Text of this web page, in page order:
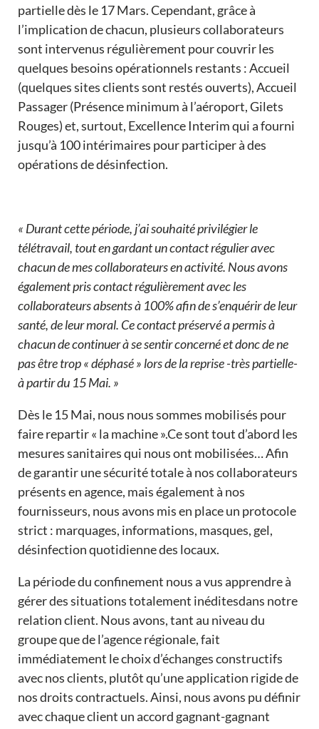
partielle dès le 17 Mars. Cependant, grâce à
l’implication de chacun, plusieurs collaborateurs
sont intervenus régulièrement pour couvrir les
quelques besoins opérationnels restants : Accueil
(quelques sites clients sont restés ouverts), Accueil
Passager (Présence minimum à l’aéroport, Gilets
Rouges) et, surtout, Excellence Interim qui a fourni
jusqu’à 100 intérimaires pour participer à des
opérations de désinfection.
« Durant cette période, j’ai souhaité privilégier le
télétravail, tout en gardant un contact régulier avec
chacun de mes collaborateurs en activité. Nous avons
également pris contact régulièrement avec les
collaborateurs absents à 100% afin de s’enquérir de leur
santé, de leur moral. Ce contact préservé a permis à
chacun de continuer à se sentir concerné et donc de ne
pas être trop « déphasé » lors de la reprise -très partielle-
à partir du 15 Mai. »
Dès le 15 Mai, nous nous sommes mobilisés pour
faire repartir « la machine ».Ce sont tout d’abord les
mesures sanitaires qui nous ont mobilisées… Afin
de garantir une sécurité totale à nos collaborateurs
présents en agence, mais également à nos
fournisseurs, nous avons mis en place un protocole
strict : marquages, informations, masques, gel,
désinfection quotidienne des locaux.
La période du confinement nous a vus apprendre à
gérer des situations totalement inéditesdans notre
relation client. Nous avons, tant au niveau du
groupe que de l’agence régionale, fait
immédiatement le choix d’échanges constructifs
avec nos clients, plutôt qu’une application rigide de
nos droits contractuels. Ainsi, nous avons pu définir
avec chaque client un accord gagnant-gagnant